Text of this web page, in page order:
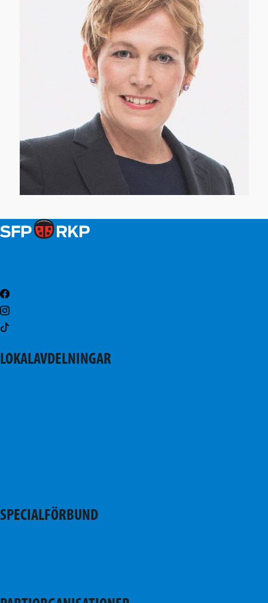
LOKALAVDELNINGAR
SPECIALFÖRBUND